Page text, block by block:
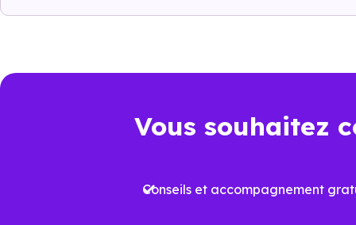
Ce que le
Vous souhaitez
Conseils et accompagnement